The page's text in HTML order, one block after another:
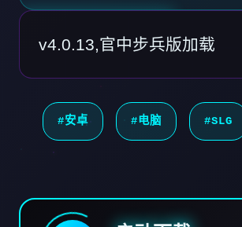
v4.0.13,官中步兵版加载
#安卓 #电脑 #SLG